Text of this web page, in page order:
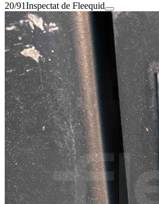
20/91Inspectat de Fleequid